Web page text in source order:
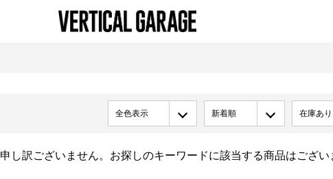
全色表示 新着順 在庫あり
申し訳ございません。お探しのキーワードに該当する商品はござい